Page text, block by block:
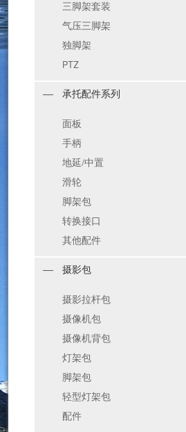
三脚架套装
气压三脚架
独脚架
PTZ
承托配件系列
面板
手柄
地延/中置
滑轮
脚架包
转换接口
其他配件
摄影包
摄影拉杆包
摄像机包
摄像机背包
灯架包
脚架包
轻型灯架包
配件